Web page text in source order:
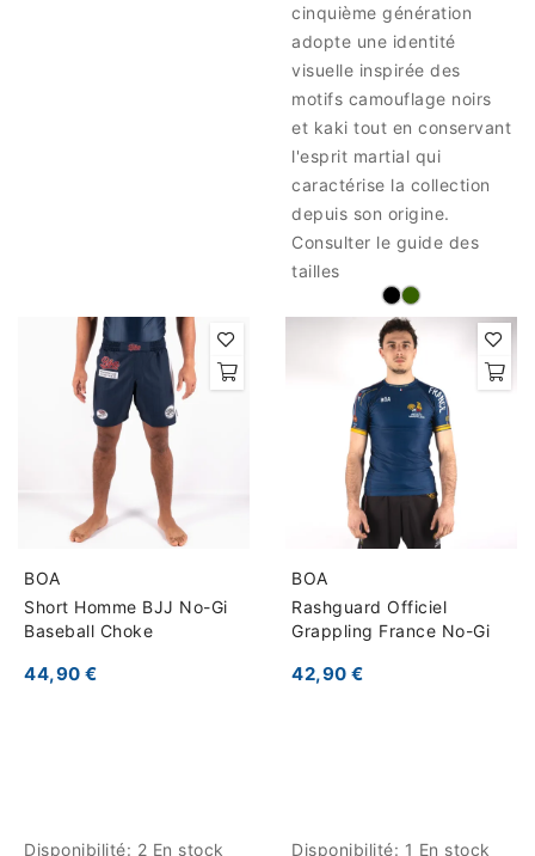
cinquième génération
adopte une identité
visuelle inspirée des
motifs camouflage noirs
et kaki tout en conservant
l'esprit martial qui
caractérise la collection
depuis son origine.
Consulter le guide des
tailles
BOA
Short Homme BJJ No-Gi
Baseball Choke
44,90 €
Disponibilité: 2 En stock
BOA
Rashguard Officiel
Grappling France No-Gi
42,90 €
Disponibilité: 1 En stock